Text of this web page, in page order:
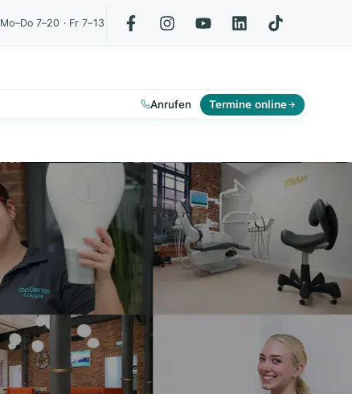
Mo–Do 7–20 · Fr 7–13
Anrufen Termine online